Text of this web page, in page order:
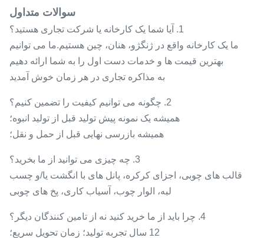
سوالات متداول
1. آیا شما یک کارخانه یا شرکت تجاری هستید؟
ما یک کارخانه واقع در ژنگژو، هنان، چین هستیم.ما می توانیم
بهترین قیمت ها و خدمات دست اول را به شما ارائه دهیم
به مذاکره تجاری در هر زمان خوش آمدید
2. چگونه می توانیم کیفیت را تضمین کنیم؟
همیشه یک نمونه پیش تولید قبل از تولید انبوه؛
همیشه بازرسی نهایی قبل از حمل و نقل؛
3. چه چیزی می توانید از ما بخرید؟
قالب های چوبی، اجزای کرکره، پانل های با انگشت یا/و چسب
لبه، الوار چوب، آسیاب کاری، پخ های چوبی
4. چرا باید از ما خرید کنید نه از تامین کنندگان دیگر؟
12 سال تجربه تولید؛ زمان تحویل سریع؛